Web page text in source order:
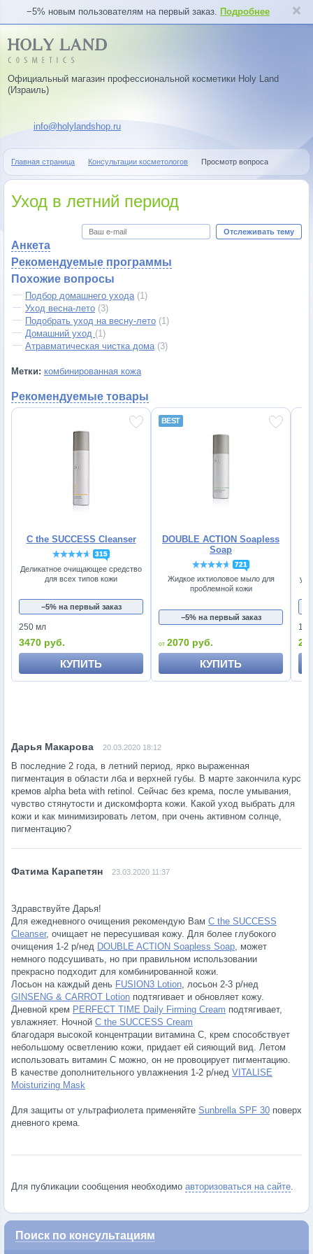
−5% новым пользователям на первый заказ. Подробнее
Официальный магазин профессиональной косметики Holy Land
(Израиль)
info@holylandshop.ru
Главная страница Консультации косметологов Просмотр вопроса
Уход в летний период
Отслеживать тему
Анкета
Рекомендуемые программы
Похожие вопросы
Подбор домашнего ухода (1)
Уход весна-лето (3)
Подобрать уход на весну-лето (1)
Домашний уход (1)
Атравматическая чистка дома (3)
Метки: комбинированная кожа
Рекомендуемые товары
C the SUCCESS Cleanser
315
Деликатное очищающее средство
для всех типов кожи
−5% на первый заказ
250 мл
3470 руб.
КУПИТЬ
DOUBLE ACTION Soapless
Soap
721
Жидкое ихтиоловое мыло для
проблемной кожи
−5% на первый заказ
2070 руб.
КУПИТЬ
20.03.2020 18:12
В последние 2 года, в летний период, ярко выраженная
пигментация в области лба и верхней губы. В марте закончила курс
кремов alpha beta with retinol. Сейчас без крема, после умывания,
чувство стянутости и дискомфорта кожи. Какой уход выбрать для
кожи и как минимизировать летом, при очень активном солнце,
пигментацию?
23.03.2020 11:37
Здравствуйте Дарья!
Для ежедневного очищения рекомендую Вам C the SUCCESS
Cleanser, очищает не пересушивая кожу. Для более глубокого
очищения 1-2 р/нед DOUBLE ACTION Soapless Soap, может
немного подсушивать, но при правильном использовании
прекрасно подходит для комбинированной кожи.
Лосьон на каждый день FUSION3 Lotion, лосьон 2-3 р/нед
GINSENG & CARROT Lotion подтягивает и обновляет кожу.
Дневной крем PERFECT TIME Daily Firming Cream подтягивает,
увлажняет. Ночной C the SUCCESS Cream
благодаря высокой концентрации витамина С, крем способствует
небольшому осветлению кожи, придает ей сияющий вид. Летом
использовать витамин С можно, он не провоцирует пигментацию.
В качестве дополнительного увлажнения 1-2 р/нед VITALISE
Moisturizing Mask
Для защиты от ультрафиолета применяйте Sunbrella SPF 30 поверх
дневного крема.
Для публикации сообщения необходимо авторизоваться на сайте.
Поиск по консультациям